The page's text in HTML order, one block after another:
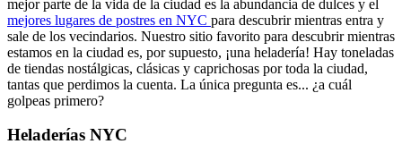
mejor parte de la vida de la ciudad es la abundancia de dulces y el
mejores lugares de postres en NYC para descubrir mientras entra y
sale de los vecindarios. Nuestro sitio favorito para descubrir mientras
estamos en la ciudad es, por supuesto, ¡una heladería! Hay toneladas
de tiendas nostálgicas, clásicas y caprichosas por toda la ciudad,
tantas que perdimos la cuenta. La única pregunta es... ¿a cuál
golpeas primero?
Heladerías NYC